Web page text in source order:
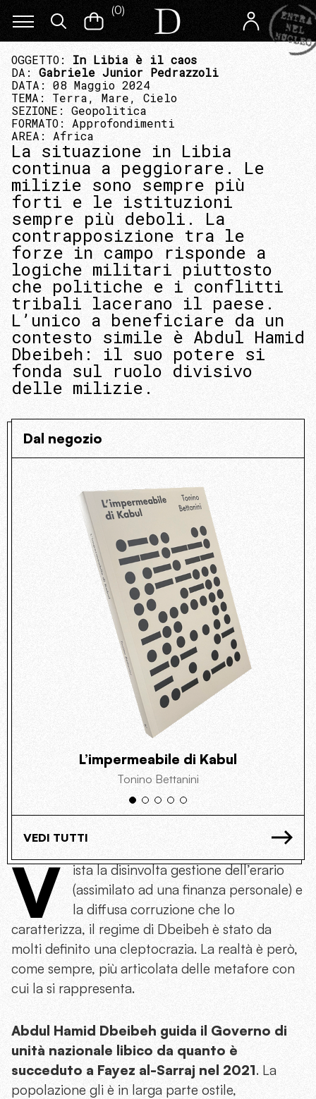
(0)
OGGETTO: In Libia è il caos
DA: Gabriele Junior Pedrazzoli
DATA: 08 Maggio 2024
TEMA: Terra, Mare, Cielo
SEZIONE: Geopolitica
FORMATO: Approfondimenti
AREA: Africa
La situazione in Libia
continua a peggiorare. Le
milizie sono sempre più
forti e le istituzioni
sempre più deboli. La
contrapposizione tra le
forze in campo risponde a
logiche militari piuttosto
che politiche e i conflitti
tribali lacerano il paese.
L’unico a beneficiare da un
contesto simile è Abdul Hamid
Dbeibeh: il suo potere si
fonda sul ruolo divisivo
delle milizie.
Dal negozio
L’impermeabile di Kabul
Tonino Bettanini
VEDI TUTTI
V
ista la disinvolta gestione dell’erario
(assimilato ad una finanza personale) e
la diffusa corruzione che lo
caratterizza, il regime di Dbeibeh è stato da
molti definito una cleptocrazia. La realtà è però,
come sempre, più articolata delle metafore con
cui la si rappresenta.
Abdul Hamid Dbeibeh guida il Governo di
unità nazionale libico da quanto è
succeduto a Fayez al-Sarraj nel 2021. La
popolazione gli è in larga parte ostile,